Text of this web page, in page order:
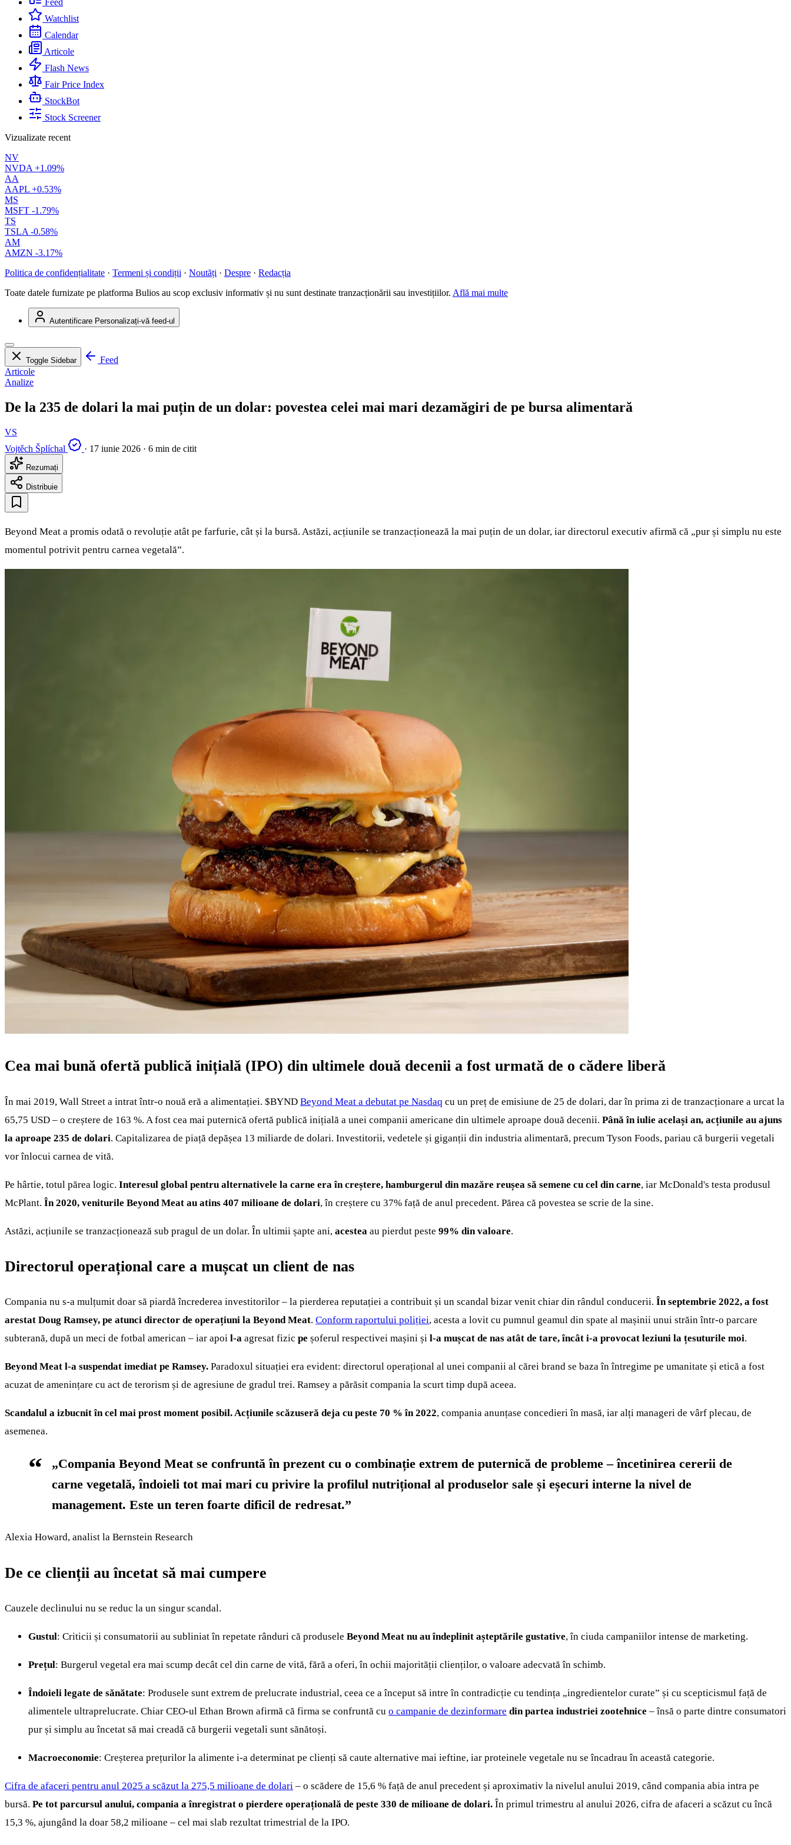
Feed
Watchlist
Calendar
Articole
Flash News
Fair Price Index
StockBot
Stock Screener
Vizualizate recent
NV
NVDA +1.09%
AA
AAPL +0.53%
MS
MSFT -1.79%
TS
TSLA -0.58%
AM
AMZN -3.17%
Politica de confidențialitate · Termeni și condiții · Noutăți · Despre · Redacția
Toate datele furnizate pe platforma Bulios au scop exclusiv informativ și nu sunt destinate tranzacționării sau investițiilor. Află mai multe
Autentificare Personalizați-vă feed-ul
Toggle Sidebar
Feed
Articole
Analize
De la 235 de dolari la mai puțin de un dolar: povestea celei mai mari dezamăgiri de pe bursa alimentară
VS
Vojtěch Šplíchal
· 17 iunie 2026 · 6 min de citit
Rezumați
Distribuie
Beyond Meat a promis odată o revoluție atât pe farfurie, cât și la bursă. Astăzi, acțiunile se tranzacționează la mai puțin de un dolar, iar directorul executiv afirmă că „pur și simplu nu este
momentul potrivit pentru carnea vegetală”.
Cea mai bună ofertă publică inițială (IPO) din ultimele două decenii a fost urmată de o cădere liberă
În mai 2019, Wall Street a intrat într-o nouă eră a alimentației. $BYND Beyond Meat a debutat pe Nasdaq cu un preț de emisiune de 25 de dolari, dar în prima zi de tranzacționare a urcat la
65,75 USD – o creștere de 163 %. A fost cea mai puternică ofertă publică inițială a unei companii americane din ultimele aproape două decenii. Până în iulie același an, acțiunile au ajuns
la aproape 235 de dolari. Capitalizarea de piață depășea 13 miliarde de dolari. Investitorii, vedetele și giganții din industria alimentară, precum Tyson Foods, pariau că burgerii vegetali
vor înlocui carnea de vită.
Pe hârtie, totul părea logic. Interesul global pentru alternativele la carne era în creștere, hamburgerul din mazăre reușea să semene cu cel din carne, iar McDonald's testa produsul
McPlant. În 2020, veniturile Beyond Meat au atins 407 milioane de dolari, în creștere cu 37% față de anul precedent. Părea că povestea se scrie de la sine.
Astăzi, acțiunile se tranzacționează sub pragul de un dolar. În ultimii șapte ani, acestea au pierdut peste 99% din valoare.
Directorul operațional care a mușcat un client de nas
Compania nu s-a mulțumit doar să piardă încrederea investitorilor – la pierderea reputației a contribuit și un scandal bizar venit chiar din rândul conducerii. În septembrie 2022, a fost
arestat Doug Ramsey, pe atunci director de operațiuni la Beyond Meat. Conform raportului poliției, acesta a lovit cu pumnul geamul din spate al mașinii unui străin într-o parcare
subterană, după un meci de fotbal american – iar apoi l-a agresat fizic pe șoferul respectivei mașini și l-a mușcat de nas atât de tare, încât i-a provocat leziuni la țesuturile moi.
Beyond Meat l-a suspendat imediat pe Ramsey. Paradoxul situației era evident: directorul operațional al unei companii al cărei brand se baza în întregime pe umanitate și etică a fost
acuzat de amenințare cu act de terorism și de agresiune de gradul trei. Ramsey a părăsit compania la scurt timp după aceea.
Scandalul a izbucnit în cel mai prost moment posibil. Acțiunile scăzuseră deja cu peste 70 % în 2022, compania anunțase concedieri în masă, iar alți manageri de vârf plecau, de
asemenea.
„Compania Beyond Meat se confruntă în prezent cu o combinație extrem de puternică de probleme – încetinirea cererii de
carne vegetală, îndoieli tot mai mari cu privire la profilul nutrițional al produselor sale și eșecuri interne la nivel de
management. Este un teren foarte dificil de redresat.”
Alexia Howard, analist la Bernstein Research
De ce clienții au încetat să mai cumpere
Cauzele declinului nu se reduc la un singur scandal.
Gustul: Criticii și consumatorii au subliniat în repetate rânduri că produsele Beyond Meat nu au îndeplinit așteptările gustative, în ciuda campaniilor intense de marketing.
Prețul: Burgerul vegetal era mai scump decât cel din carne de vită, fără a oferi, în ochii majorității clienților, o valoare adecvată în schimb.
Îndoieli legate de sănătate: Produsele sunt extrem de prelucrate industrial, ceea ce a început să intre în contradicție cu tendința „ingredientelor curate” și cu scepticismul față de
alimentele ultraprelucrate. Chiar CEO-ul Ethan Brown afirmă că firma se confruntă cu o campanie de dezinformare din partea industriei zootehnice – însă o parte dintre consumatori
pur și simplu au încetat să mai creadă că burgerii vegetali sunt sănătoși.
Macroeconomie: Creșterea prețurilor la alimente i-a determinat pe clienți să caute alternative mai ieftine, iar proteinele vegetale nu se încadrau în această categorie.
Cifra de afaceri pentru anul 2025 a scăzut la 275,5 milioane de dolari – o scădere de 15,6 % față de anul precedent și aproximativ la nivelul anului 2019, când compania abia intra pe
bursă. Pe tot parcursul anului, compania a înregistrat o pierdere operațională de peste 330 de milioane de dolari. În primul trimestru al anului 2026, cifra de afaceri a scăzut cu încă
15,3 %, ajungând la doar 58,2 milioane – cel mai slab rezultat trimestrial de la IPO.